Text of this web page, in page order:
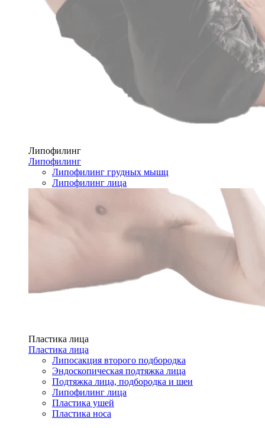
Липофилинг
Липофилинг
Липофилинг грудных мышц
Липофилинг лица
Пластика лица
Пластика лица
Липосакция второго подбородка
Эндоскопическая подтяжка лица
Подтяжка лица, подбородка и шеи
Липофилинг лица
Пластика ушей
Пластика носа